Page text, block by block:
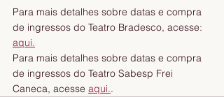
Para mais detalhes sobre datas e compra
de ingressos do Teatro Bradesco, acesse:
aqui.
Para mais detalhes sobre datas e compra
de ingressos do Teatro Sabesp Frei
Caneca, acesse aqui..